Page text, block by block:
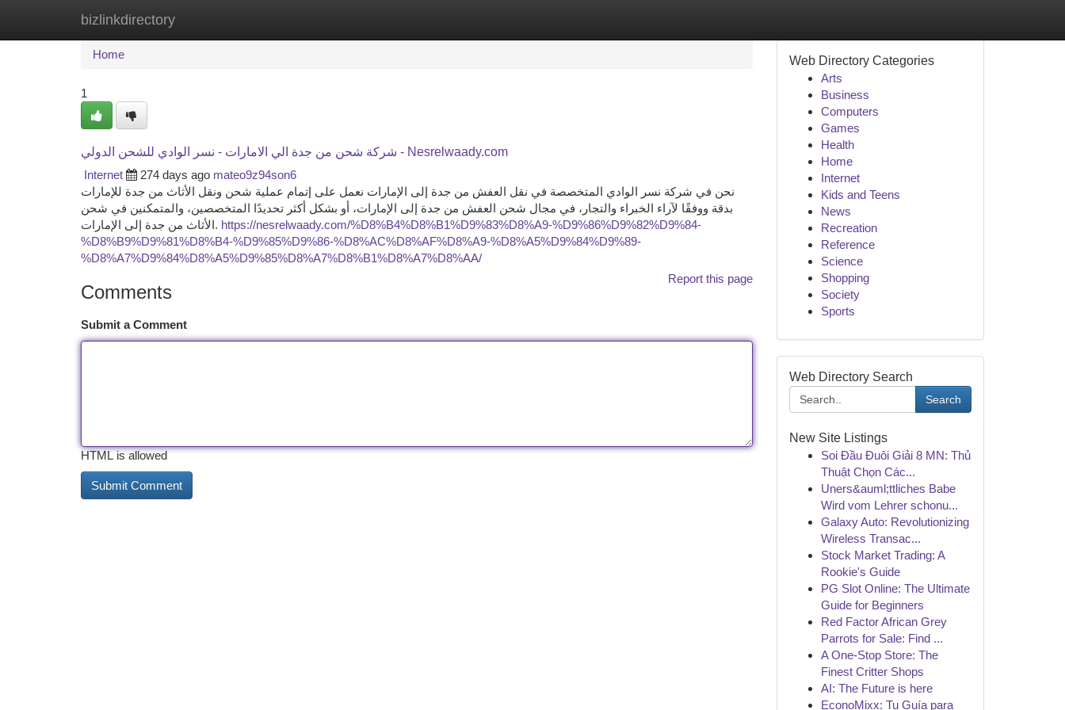
bizlinkdirectory
Home New Site Listings
Home
1
شركة شحن من جدة الي الامارات - نسر الوادي للشحن الدولي - Nesrelwaady.com
Internet
274 days ago mateo9z94son6
نحن في شركة نسر الوادي المتخصصة في نقل العفش من جدة إلى الإمارات نعمل على إتمام عملية شحن ونقل الأثاث من جدة للإمارات
بدقة ووفقًا لآراء الخبراء والتجار، في مجال شحن العفش من جدة إلى الإمارات، أو بشكل أكثر تحديدًا المتخصصين، والمتمكنين في شحن
الأثاث من جدة إلى الإمارات. https://nesrelwaady.com/%D8%B4%D8%B1%D9%83%D8%A9-%D9%86%D9%82%D9%84-
%D8%B9%D9%81%D8%B4-%D9%85%D9%86-%D8%AC%D8%AF%D8%A9-%D8%A5%D9%84%D9%89-
%D8%A7%D9%84%D8%A5%D9%85%D8%A7%D8%B1%D8%A7%D8%AA/
Report this page
Comments
Submit a Comment
HTML is allowed
Web Directory Categories
Arts
Business
Computers
Games
Health
Home
Internet
Kids and Teens
News
Recreation
Reference
Science
Shopping
Society
Sports
Web Directory Search
Search
New Site Listings
Soi Đầu Đuôi Giải 8 MN: Thủ
Thuật Chọn Các...
Uners&auml;ttliches Babe
Wird vom Lehrer schonu...
Galaxy Auto: Revolutionizing
Wireless Transac...
Stock Market Trading: A
Rookie's Guide
PG Slot Online: The Ultimate
Guide for Beginners
Red Factor African Grey
Parrots for Sale: Find ...
A One-Stop Store: The
Finest Critter Shops
AI: The Future is here
EconoMixx: Tu Guía para